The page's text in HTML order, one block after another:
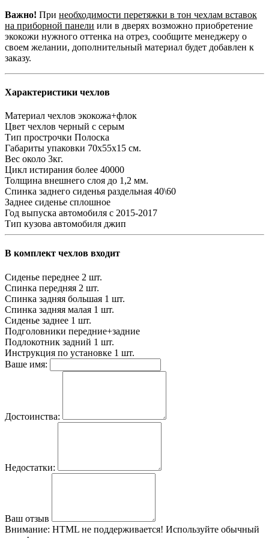
Важно! При необходимости перетяжки в тон чехлам вставок
на приборной панели или в дверях возможно приобретение
экокожи нужного оттенка на отрез, сообщите менеджеру о
своем желании, дополнительный материал будет добавлен к
заказу.
Характеристики чехлов
Материал чехлов экокожа+флок
Цвет чехлов черный с серым
Тип прострочки Полоска
Габариты упаковки 70х55х15 см.
Вес около 3кг.
Цикл истирания более 40000
Толщина внешнего слоя до 1,2 мм.
Спинка заднего сиденья раздельная 40\60
Заднее сиденье сплошное
Год выпуска автомобиля с 2015-2017
Тип кузова автомобиля джип
В комплект чехлов входит
Сиденье переднее 2 шт.
Спинка передняя 2 шт.
Спинка задняя большая 1 шт.
Спинка задняя малая 1 шт.
Сиденье заднее 1 шт.
Подголовники передние+задние
Подлокотник задний 1 шт.
Инструкция по установке 1 шт.
Ваше имя:
Достоинства:
Недостатки:
Ваш отзыв
Внимание: HTML не поддерживается! Используйте обычный